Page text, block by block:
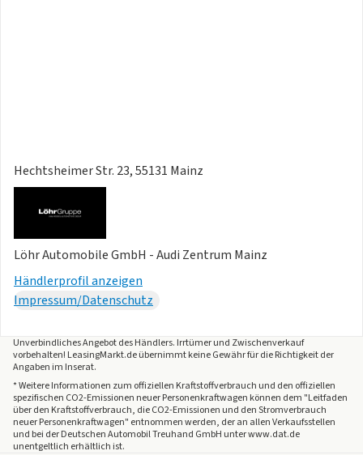
Hechtsheimer Str. 23, 55131 Mainz
Löhr Automobile GmbH - Audi Zentrum Mainz
Händlerprofil anzeigen
Impressum/Datenschutz
Unverbindliches Angebot desHändlers. Irrtümer und Zwischenverkauf
vorbehalten! LeasingMarkt.de übernimmt keine Gewähr für die Richtigkeit der
Angaben im Inserat.
* Weitere Informationen zum offiziellen Kraftstoffverbrauch und den offiziellen
spezifischen CO2-Emissionen neuer Personenkraftwagen können dem "Leitfaden
über den Kraftstoffverbrauch, die CO2-Emissionen und den Stromverbrauch
neuer Personenkraftwagen" entnommen werden, der an allen Verkaufsstellen
und bei der Deutschen Automobil Treuhand GmbH unter www.dat.de
unentgeltlich erhältlich ist.